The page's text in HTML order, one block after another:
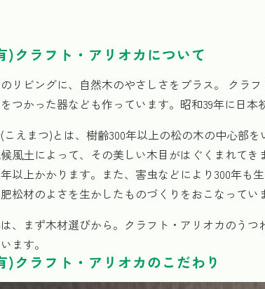
)クラフト・アリオカについて
リビングに、自然木のやさしさをプラス。 クラ
つかった器なども作っています。昭和39年に日
こえまつ)とは、樹齢300年以上の松の木の中心部
風土によって、その美しい木目がはぐくまれて
以上かかります。また、害虫などにより300年
松材のよさを生かしたものづくりをおこなってい
、まず木材選びから。クラフト・アリオカのう
ます。
)クラフト・アリオカのこだわり